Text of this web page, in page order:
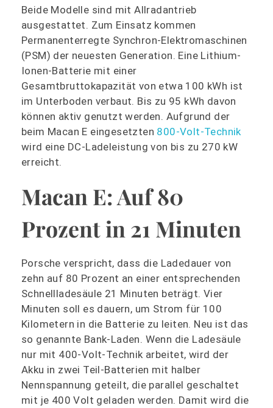
Beide Modelle sind mit Allradantrieb
ausgestattet. Zum Einsatz kommen
Permanenterregte Synchron-Elektromaschinen
(PSM) der neuesten Generation. Eine Lithium-
Ionen-Batterie mit einer
Gesamtbruttokapazität von etwa 100 kWh ist
im Unterboden verbaut. Bis zu 95 kWh davon
können aktiv genutzt werden. Aufgrund der
beim Macan E eingesetzten 800-Volt-Technik
wird eine DC-Ladeleistung von bis zu 270 kW
erreicht.
Macan E: Auf 80
Prozent in 21 Minuten
Porsche verspricht, dass die Ladedauer von
zehn auf 80 Prozent an einer entsprechenden
Schnellladesäule 21 Minuten beträgt. Vier
Minuten soll es dauern, um Strom für 100
Kilometern in die Batterie zu leiten. Neu ist das
so genannte Bank-Laden. Wenn die Ladesäule
nur mit 400-Volt-Technik arbeitet, wird der
Akku in zwei Teil-Batterien mit halber
Nennspannung geteilt, die parallel geschaltet
mit je 400 Volt geladen werden. Damit wird die